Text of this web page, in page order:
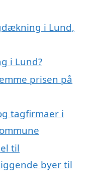
i Lund,
i Lund?
prisen på
tagfirmaer i
til
byer til